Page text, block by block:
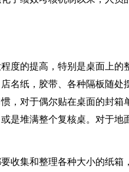
度的提高，特别是桌面上的
名纸，胶带、各种隔板随处
，对于偶尔贴在桌面的封箱
是堆满整个复核桌。对于地
收集和整理各种大小的纸箱